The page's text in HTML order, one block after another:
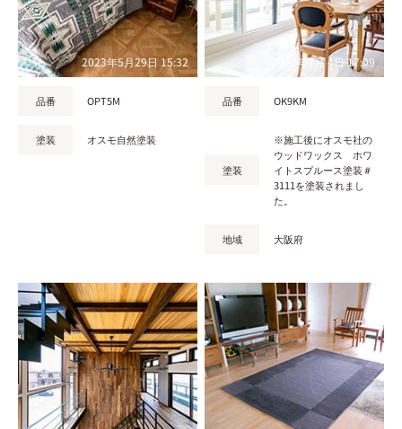
2023年5月29日 15:32
品番 OPT5M
塗装 オスモ自然塗装
2022年7月 4日 17:09
品番 OK9KM
塗装
※施工後にオスモ社の
ウッドワックス ホワ
イトスプルース塗装＃
3111を塗装されまし
た。
地域 大阪府